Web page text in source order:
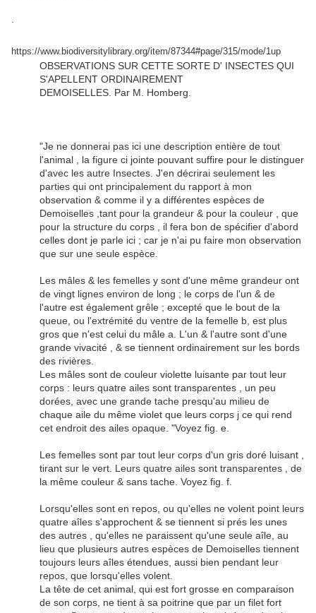
https://www.biodiversitylibrary.org/item/87344#page/315/mode/1up
OBSERVATIONS SUR CETTE SORTE D' INSECTES QUI
S'APELLENT ORDINAIREMENT
DEMOISELLES. Par M. Homberg.
"Je ne donnerai pas ici une description entière de tout
l'animal , la figure ci jointe pouvant suffire pour le distinguer
d'avec les autre Insectes. J'en décrirai seulement les
parties qui ont principalement du rapport à mon
observation & comme il y a différentes espèces de
Demoiselles ,tant pour la grandeur & pour la couleur , que
pour la structure du corps , il fera bon de spécifier d'abord
celles dont je parle ici ; car je n'ai pu faire mon observation
que sur une seule espèce.
Les mâles & les femelles y sont d'une même grandeur ont
de vingt lignes environ de long ; le corps de l'un & de
l'autre est également grêle ; excepté que le bout de la
queue, ou l'extrémité du ventre de la femelle b, est plus
gros que n'est celui du mâle a. L'un & l'autre sont d'une
grande vivacité , & se tiennent ordinairement sur les bords
des rivières.
Les mâles sont de couleur violette luisante par tout leur
corps : leurs quatre ailes sont transparentes , un peu
dorées, avec une grande tache presqu'au milieu de
chaque aile du même violet que leurs corps j ce qui rend
cet endroit des ailes opaque. "Voyez fig. e.
Les femelles sont par tout leur corps d'un gris doré luisant ,
tirant sur le vert. Leurs quatre ailes sont transparentes , de
la même couleur & sans tache. Voyez fig. f.
Lorsqu'elles sont en repos, ou qu'elles ne volent point leurs
quatre aîles s'approchent & se tiennent si prés les unes
des autres , qu'elles ne paraissent qu'une seule aîle, au
lieu que plusieurs autres espèces de Demoiselles tiennent
toujours leurs aîles étendues, aussi bien pendant leur
repos, que lorsqu'elles volent.
La tête de cet animal, qui est fort grosse en comparaison
de son corps, ne tient à sa poitrine que par un filet fort